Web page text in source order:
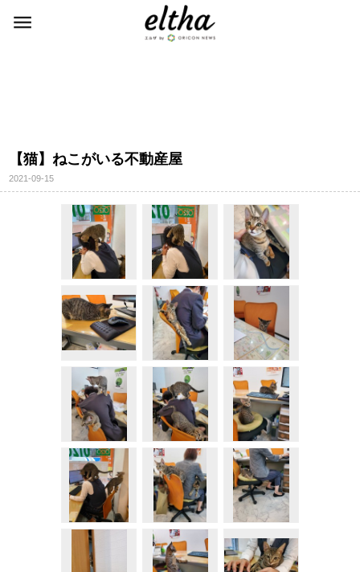
【猫】ねこがいる不動産屋
2021-09-15